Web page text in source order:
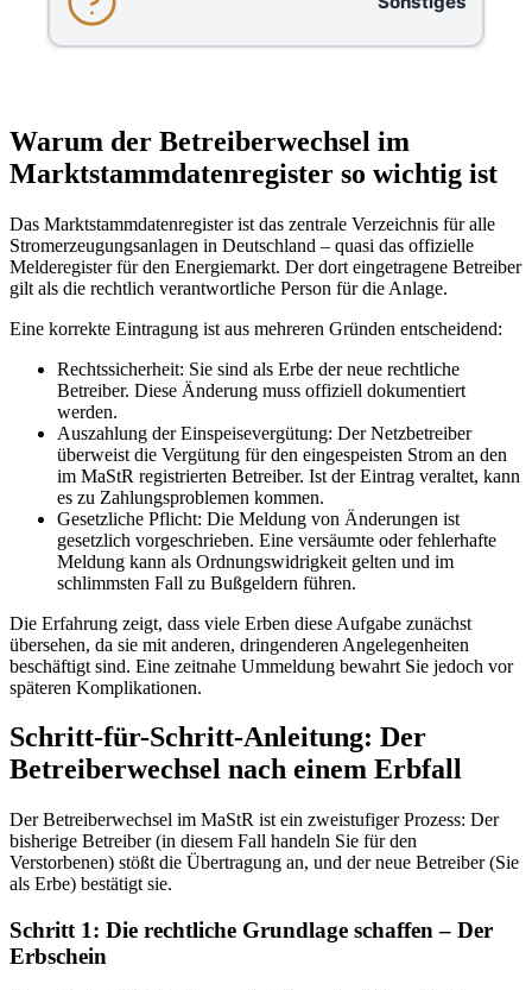
Warum der Betreiberwechsel im
Marktstammdatenregister so wichtig ist
Das Marktstammdatenregister ist das zentrale Verzeichnis für alle
Stromerzeugungsanlagen in Deutschland – quasi das offizielle
Melderegister für den Energiemarkt. Der dort eingetragene Betreiber
gilt als die rechtlich verantwortliche Person für die Anlage.
Eine korrekte Eintragung ist aus mehreren Gründen entscheidend:
Rechtssicherheit: Sie sind als Erbe der neue rechtliche
Betreiber. Diese Änderung muss offiziell dokumentiert
werden.
Auszahlung der Einspeisevergütung: Der Netzbetreiber
überweist die Vergütung für den eingespeisten Strom an den
im MaStR registrierten Betreiber. Ist der Eintrag veraltet, kann
es zu Zahlungsproblemen kommen.
Gesetzliche Pflicht: Die Meldung von Änderungen ist
gesetzlich vorgeschrieben. Eine versäumte oder fehlerhafte
Meldung kann als Ordnungswidrigkeit gelten und im
schlimmsten Fall zu Bußgeldern führen.
Die Erfahrung zeigt, dass viele Erben diese Aufgabe zunächst
übersehen, da sie mit anderen, dringenderen Angelegenheiten
beschäftigt sind. Eine zeitnahe Ummeldung bewahrt Sie jedoch vor
späteren Komplikationen.
Schritt-für-Schritt-Anleitung: Der
Betreiberwechsel nach einem Erbfall
Der Betreiberwechsel im MaStR ist ein zweistufiger Prozess: Der
bisherige Betreiber (in diesem Fall handeln Sie für den
Verstorbenen) stößt die Übertragung an, und der neue Betreiber (Sie
als Erbe) bestätigt sie.
Schritt 1: Die rechtliche Grundlage schaffen – Der
Erbschein